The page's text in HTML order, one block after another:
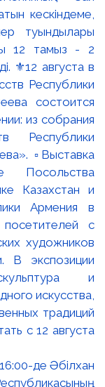
де Әбілхан